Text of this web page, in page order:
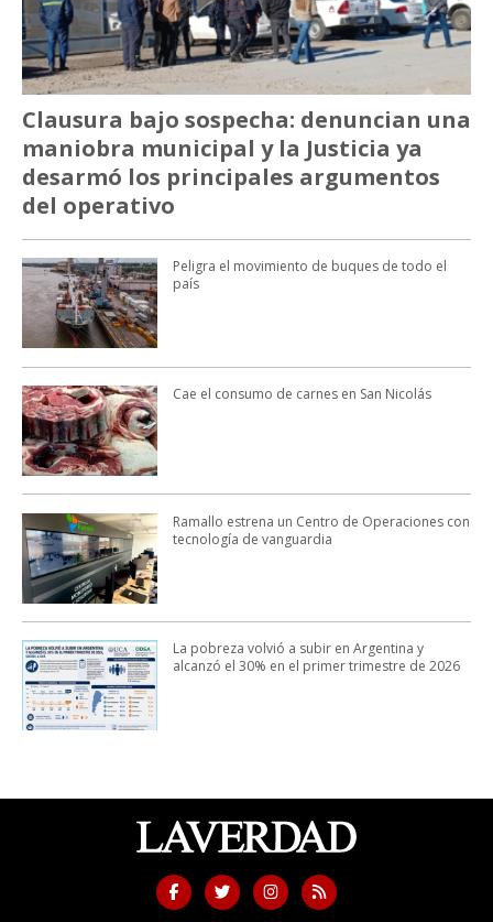
Clausura bajo sospecha: denuncian una
maniobra municipal y la Justicia ya
desarmó los principales argumentos
del operativo
Peligra el movimiento de buques de todo el
país
Cae el consumo de carnes en San Nicolás
Ramallo estrena un Centro de Operaciones con
tecnología de vanguardia
La pobreza volvió a subir en Argentina y
alcanzó el 30% en el primer trimestre de 2026